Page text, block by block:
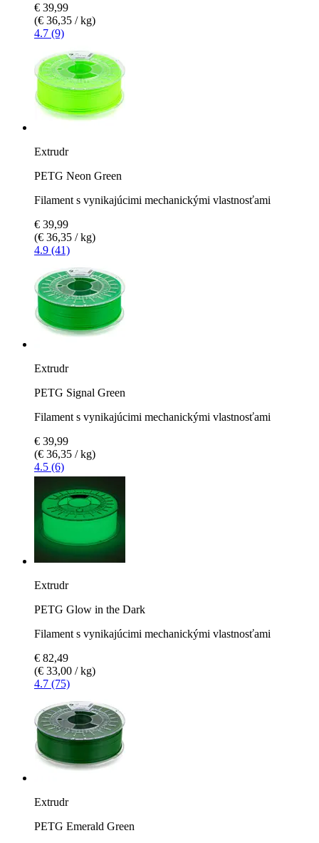
€ 39,99
(€ 36,35 / kg)
4.7 (9)
Extrudr
PETG Neon Green
Filament s vynikajúcimi mechanickými vlastnosťami
€ 39,99
(€ 36,35 / kg)
4.9 (41)
Extrudr
PETG Signal Green
Filament s vynikajúcimi mechanickými vlastnosťami
€ 39,99
(€ 36,35 / kg)
4.5 (6)
Extrudr
PETG Glow in the Dark
Filament s vynikajúcimi mechanickými vlastnosťami
€ 82,49
(€ 33,00 / kg)
4.7 (75)
Extrudr
PETG Emerald Green